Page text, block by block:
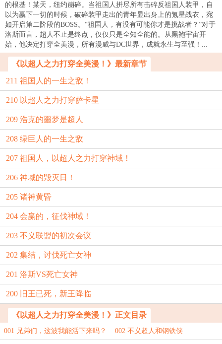
的根基！某天，纽约崩碎。当祖国人拼尽所有击碎反祖国人装甲，自
以为赢下一切的时候，破碎装甲走出的青年显出身上的氪星战衣，宛
如开启第二阶段的BOSS。“祖国人，有没有可能你才是挑战者？”对于
洛斯而言，超人不止是终点，仅仅只是全知全能的。从黑袍宇宙开
始，他决定打穿全美漫，所有漫威与DC世界，成就永生与至强！...
《以超人之力打穿全美漫！》最新章节
211 祖国人的一生之敌！
210 以超人之力打穿萨卡星
209 浩克的噩梦是超人
208 绿巨人的一生之敌
207 祖国人，以超人之力打穿神域！
206 神域的毁灭日！
205 诸神黄昏
204 会赢的，征伐神域！
203 不义联盟的初次会议
202 集结，讨伐死亡女神
201 洛斯VS死亡女神
200 旧王已死，新王降临
《以超人之力打穿全美漫！》正文目录
001 兄弟们，这波我能活下来吗？ 002 不义超人和钢铁侠